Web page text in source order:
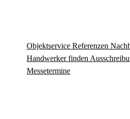
Objektservice Referenzen
Handwerker finden
Messetermine